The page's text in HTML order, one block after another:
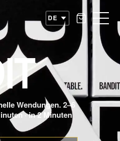
–
Wendungen. 2–6
· in 2 Minuten